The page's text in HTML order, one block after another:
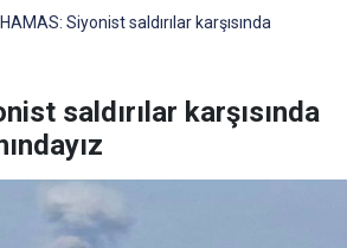
HAMAS: Siyonist saldırılar karşısında
saldırılar karşısında